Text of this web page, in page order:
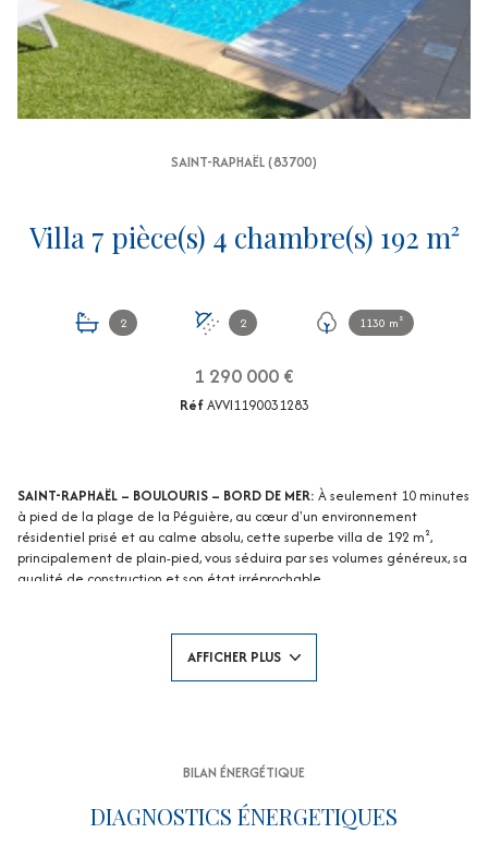
SAINT-RAPHAËL (83700)
Villa 7 pièce(s) 4 chambre(s) 192 m²
2 2 1130 m²
1 290 000 €
RéfAVVI1190031283
SAINT-RAPHAËL – BOULOURIS – BORD DE MER: À seulement 10 minutes
à pied de la plage de la Péguière, au cœur d'un environnement
résidentiel prisé et au calme absolu, cette superbe villa de 192 m²,
principalement de plain-pied, vous séduira par ses volumes généreux, sa
qualité de construction et son état irréprochable.
4 suites avec salles de bains privatives, buanderie, dressing, ainsi qu'un
espace indépendant idéal pour recevoir famille et amis ou envisager un
Un véritable coup de cœur dans l'un des secteurs les plus recherchés
rencontrent.
Les informations sur les risques auxquels ce bien est exposé sont
AFFICHER PLUS
BILAN ÉNERGÉTIQUE
DIAGNOSTICS ÉNERGETIQUES